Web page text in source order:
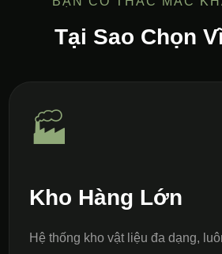
Tại Sao Chọn
🏭
Kho Hàng Lớn
Hệ thống kho vật liệu đa dạng,